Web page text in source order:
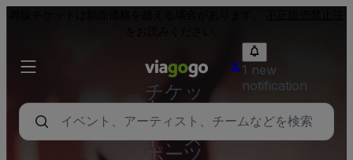
チケッ
ト - コ
ンサー
ト、ス
ポーツ
1 new
notification